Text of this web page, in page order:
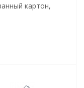
картон,